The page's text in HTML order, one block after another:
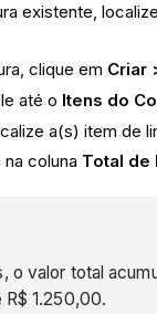
existente,
clique em Criar
até o Itens do
a(s) item de
coluna Total de
o valor total
R$ 1.250,00.